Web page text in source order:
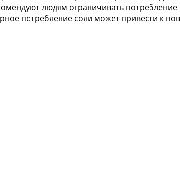
людям ограничивать
потребление соли может привести к